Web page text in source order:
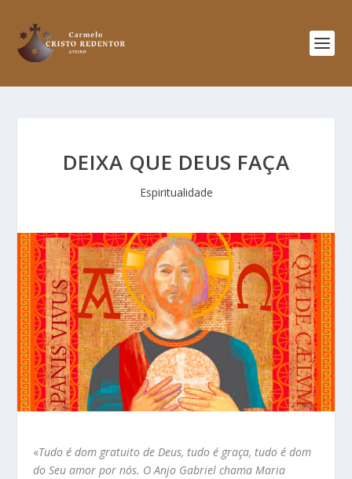
DEIXA QUE DEUS FAÇA
Espiritualidade
«Tudo é dom gratuito de Deus, tudo é graça, tudo é dom
do Seu amor por nós. O Anjo Gabriel chama Maria